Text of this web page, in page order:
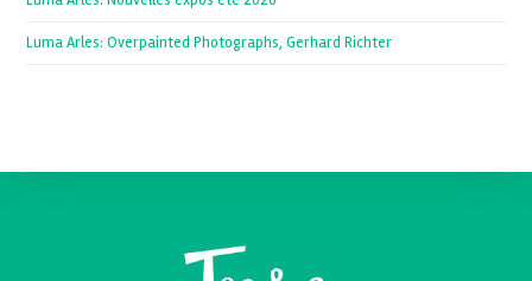
Luma Arles: Overpainted Photographs, Gerhard Richter